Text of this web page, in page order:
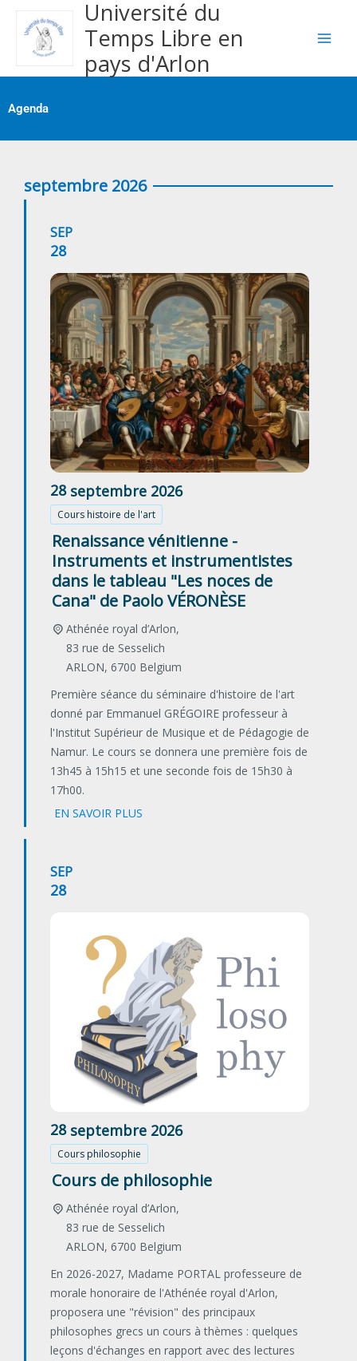
Aller
contenu
Université du
Temps Libre en
pays d'Arlon
Agenda
septembre 2026
SEP
28
28 septembre 2026
Cours histoire de l'art
Renaissance vénitienne -
Instruments et instrumentistes
dans le tableau "Les noces de
Cana" de Paolo VÉRONÈSE
Athénée royal d’Arlon,
83 rue de Sesselich
ARLON, 6700 Belgium
Première séance du séminaire d'histoire de l'art
donné par Emmanuel GRÉGOIRE professeur à
l'Institut Supérieur de Musique et de Pédagogie de
Namur. Le cours se donnera une première fois de
13h45 à 15h15 et une seconde fois de 15h30 à
17h00.
EN SAVOIR PLUS
SEP
28
28 septembre 2026
Cours philosophie
Cours de philosophie
Athénée royal d’Arlon,
83 rue de Sesselich
ARLON, 6700 Belgium
En 2026-2027, Madame PORTAL professeure de
morale honoraire de l'Athénée royal d'Arlon,
proposera une "révision" des principaux
philosophes grecs un cours à thèmes : quelques
leçons d'échanges en rapport avec des lectures